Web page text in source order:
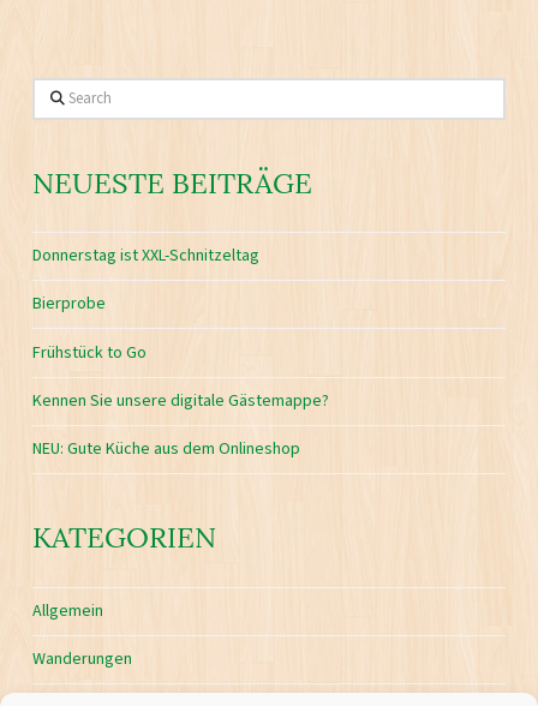
Search
NEUESTE BEITRÄGE
Donnerstag ist XXL-Schnitzeltag
Bierprobe
Frühstück to Go
Kennen Sie unsere digitale Gästemappe?
NEU: Gute Küche aus dem Onlineshop
KATEGORIEN
Allgemein
Wanderungen